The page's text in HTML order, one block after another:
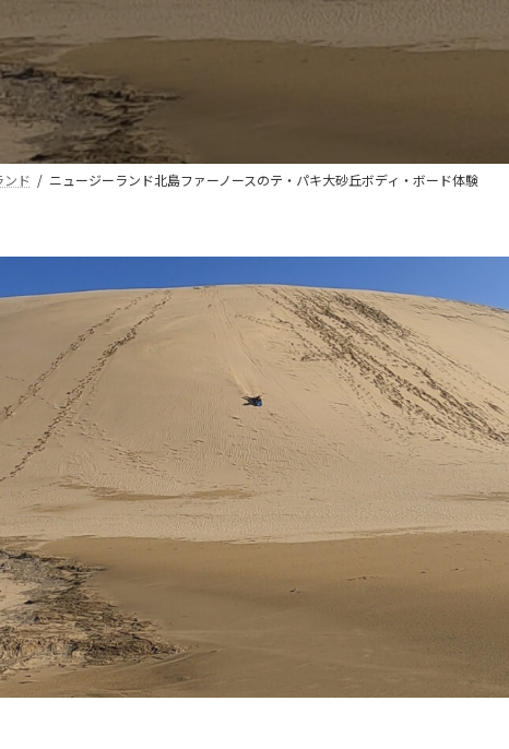
ンド ニュージーランド北島ファーノースのテ・パキ大砂丘ボディ・ボード体験